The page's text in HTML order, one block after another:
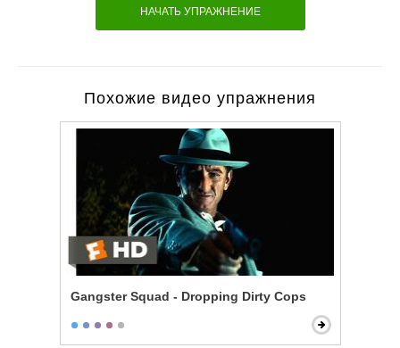
НАЧАТЬ УПРАЖНЕНИЕ
Похожие видео упражнения
Gangster Squad - Dropping Dirty Cops